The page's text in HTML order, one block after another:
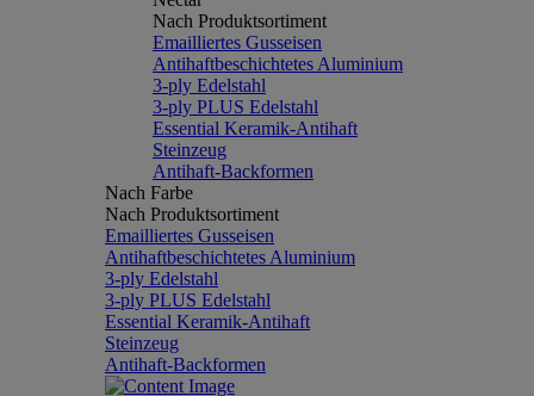
Nach Produktsortiment
Emailliertes Gusseisen
Antihaftbeschichtetes Aluminium
3-ply Edelstahl
3-ply PLUS Edelstahl
Essential Keramik-Antihaft
Steinzeug
Antihaft-Backformen
Nach Farbe
Nach Produktsortiment
Emailliertes Gusseisen
Antihaftbeschichtetes Aluminium
3-ply Edelstahl
3-ply PLUS Edelstahl
Essential Keramik-Antihaft
Steinzeug
Antihaft-Backformen